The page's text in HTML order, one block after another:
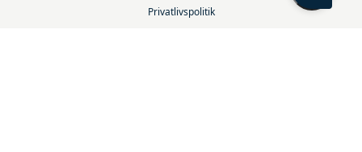
Privatlivspolitik